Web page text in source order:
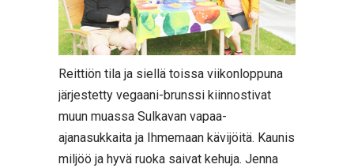
Reittiön tila ja siellä toissa viikonloppuna
järjestetty vegaani-brunssi kiinnostivat
muun muassa Sulkavan vapaa-
ajanasukkaita ja Ihmemaan kävijöitä. Kaunis
miljöö ja hyvä ruoka saivat kehuja. Jenna